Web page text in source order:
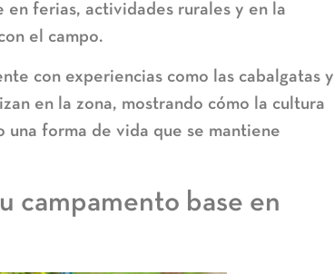
ferias, actividades rurales y en la
el campo.
con experiencias como las cabalgatas y
en la zona, mostrando cómo la cultura
una forma de vida que se mantiene
campamento base en